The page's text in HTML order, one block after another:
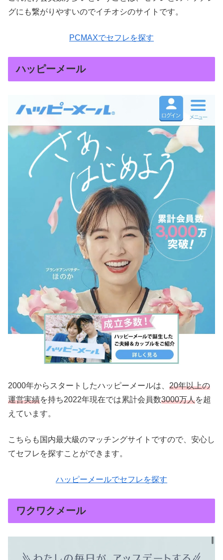
グにも繋がりやすいのでイチオシのサイトです。
PCMAXでセフレを探す
ハッピーメール
2000年からスタートしたハッピーメールは、 20年以上の
運営実績を持ち2022年現在では累計会員数3000万人を超
えています。
こちらも国内最大級のマッチングサイトですので、安心し
てセフレを探すことができます。
ハッピーメールでセフレを探す
ワクワクメール